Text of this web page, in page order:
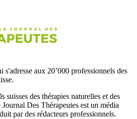
aux 20’000 professionnels des
suisses des thérapies naturelles et des
Des Thérapeutes est un média
par des rédacteurs professionnels.